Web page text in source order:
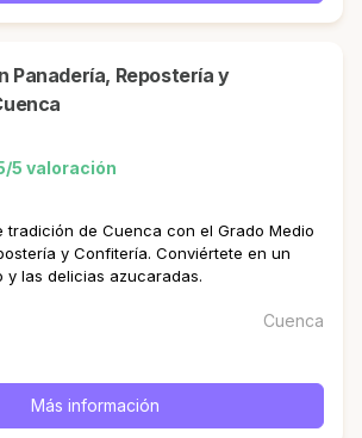
5 valoración
tradición de Cuenca con el Grado Medio
y Confitería. Conviértete en un
y las delicias azucaradas.
Cuenca
Más información